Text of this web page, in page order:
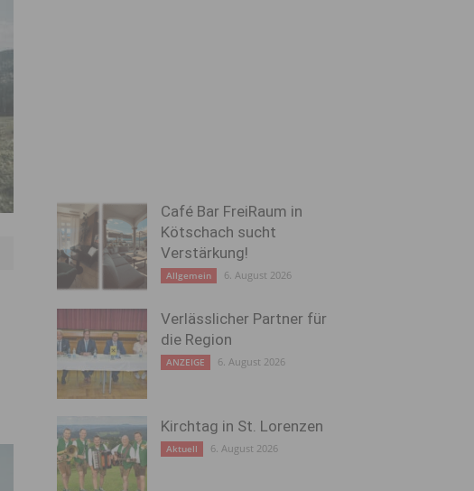
Café Bar FreiRaum in
Kötschach sucht
Verstärkung!
Allgemein 6. August 2026
Verlässlicher Partner für
die Region
ANZEIGE 6. August 2026
Kirchtag in St. Lorenzen
Aktuell 6. August 2026